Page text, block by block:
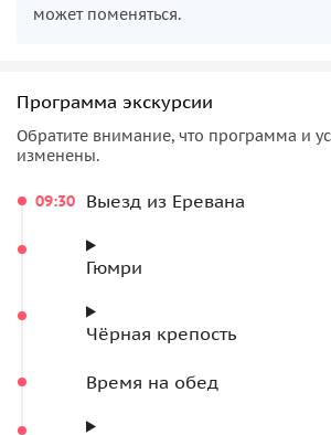
может поменяться.
Программа экскурсии
Обратите внимание, что программа и
изменены.
09:30 Выезд из Еревана
Гюмри
Чёрная крепость
Время на обед